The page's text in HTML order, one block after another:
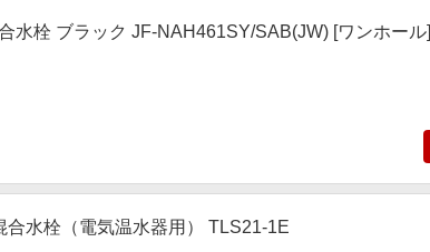
水栓 ブラック JF-NAH461SY/SAB(JW) [ワンホール]
水栓（電気温水器用） TLS21-1E